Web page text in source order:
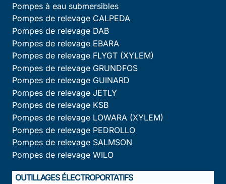
Pompes à eau submersibles
Pompes de relevage CALPEDA
Pompes de relevage DAB
Pompes de relevage EBARA
Pompes de relevage FLYGT (XYLEM)
Pompes de relevage GRUNDFOS
Pompes de relevage GUINARD
Pompes de relevage JETLY
Pompes de relevage KSB
Pompes de relevage LOWARA (XYLEM)
Pompes de relevage PEDROLLO
Pompes de relevage SALMSON
Pompes de relevage WILO
OUTILLAGES ÉLECTROPORTATIFS